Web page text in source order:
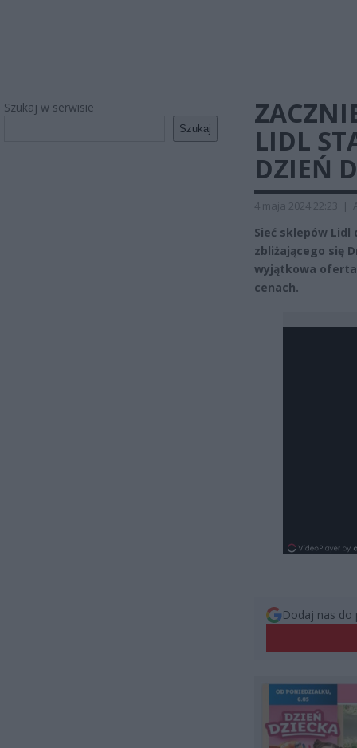
Szukaj w serwisie
Szukaj
LIDL
DZIEŃ
4 maja 2024 22:23 |
Sieć sklepów Lidl
zbliżającego się
wyjątkowa oferta
cenach.
Dodaj nas do